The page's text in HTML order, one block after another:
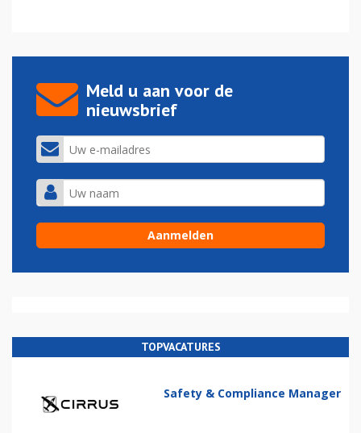
Meld u aan voor de
nieuwsbrief
TOPVACATURES
Safety & Compliance Manager